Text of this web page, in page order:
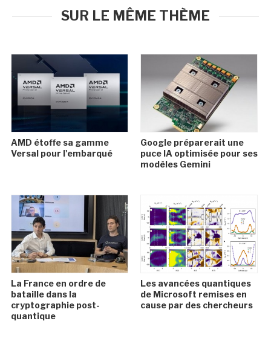
SUR LE MÊME THÈME
AMD étoffe sa gamme
Versal pour l'embarqué
Google préparerait une
puce IA optimisée pour ses
modèles Gemini
La France en ordre de
bataille dans la
cryptographie post-
quantique
Les avancées quantiques
de Microsoft remises en
cause par des chercheurs